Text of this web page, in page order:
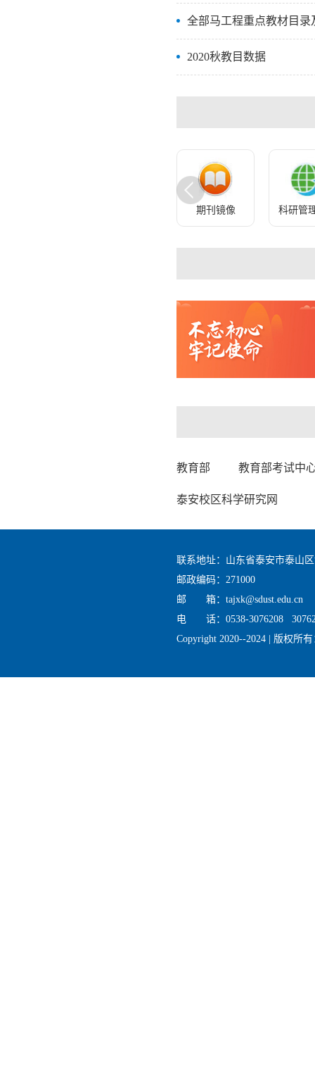
全部马工程重点教材目录
2020秋教目数据
期刊镜像 科研管
教育部 教育部考试中
泰安校区科学研究网
联系地址：山东省泰安市泰山
邮政编码：271000
邮 箱：tajxk@sdust.edu.cn
电 话：0538-3076208
Copyright 2020--2024 | 版权所